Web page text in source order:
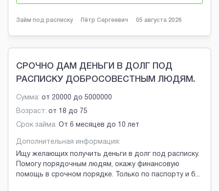
Займ под расписку Пётр Сергеевич 05 августа 2026
СРОЧНО ДАМ ДЕНЬГИ В ДОЛГ ПОД
РАСПИСКУ ДОБРОСОВЕСТНЫМ ЛЮДЯМ.
Сумма: от 20000 до 5000000
Возраст: от 18 до 75
Срок займа: От 6 месяцев до 10 лет
Дополнительная информация:
Ищу желающих получить деньги в долг под расписку.
Помогу порядочным людям, окажу финансовую
помощь в срочном порядке. Только по паспорту и б...